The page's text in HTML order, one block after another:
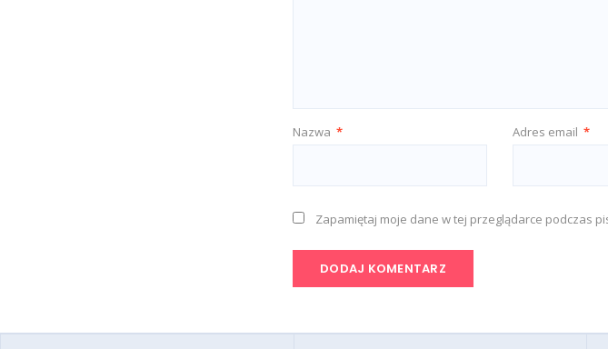
Nazwa * Adres email *
Zapamiętaj moje dane w tej przeglądarce podczas